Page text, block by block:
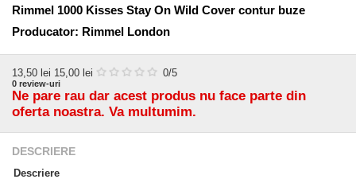
Rimmel 1000 Kisses Stay On Wild Cover contur buze
Producator: Rimmel London
13,50 lei 15,00 lei 0/5
0 review-uri
Ne pare rau dar acest produs nu face parte din
oferta noastra. Va multumim.
DESCRIERE
Descriere